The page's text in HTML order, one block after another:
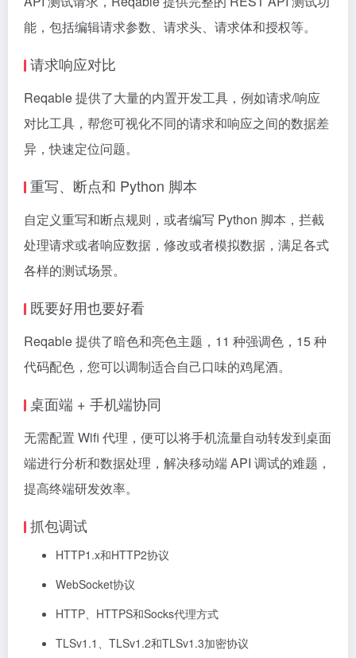
能，包括编辑请求参数、请求头、请求体和授权等。
请求响应对比
Reqable 提供了大量的内置开发工具，例如请求/响应
对比工具，帮您可视化不同的请求和响应之间的数据差
异，快速定位问题。
重写、断点和 Python 脚本
自定义重写和断点规则，或者编写 Python 脚本，拦截
处理请求或者响应数据，修改或者模拟数据，满足各式
各样的测试场景。
既要好用也要好看
Reqable 提供了暗色和亮色主题，11 种强调色，15 种
代码配色，您可以调制适合自己口味的鸡尾酒。
桌面端 + 手机端协同
无需配置 Wifi 代理，便可以将手机流量自动转发到桌面
端进行分析和数据处理，解决移动端 API 调试的难题，
提高终端研发效率。
抓包调试
HTTP1.x和HTTP2协议
WebSocket协议
HTTP、HTTPS和Socks代理方式
TLSv1.1、TLSv1.2和TLSv1.3加密协议